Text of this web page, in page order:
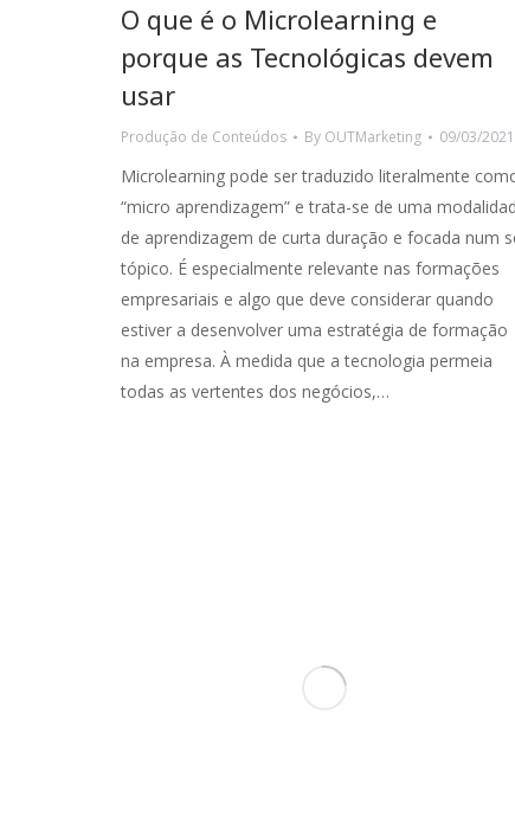
O que é o Microlearning e
porque as Tecnológicas devem
usar
Produção de Conteúdos By OUTMarketing 09/03/2021
Microlearning pode ser traduzido literalmente
“micro aprendizagem” e trata-se de uma
de aprendizagem de curta duração e focada num
tópico. É especialmente relevante nas formações
empresariais e algo que deve considerar quando
estiver a desenvolver uma estratégia de formação
na empresa. À medida que a tecnologia permeia
todas as vertentes dos negócios,…